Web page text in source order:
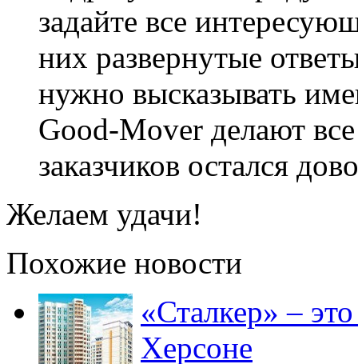
задайте все
них развернутые
нужно высказывать
Good-Mover делают
заказчиков остался
Желаем удачи!
Похожие новости
«Сталкер» –
Херсоне